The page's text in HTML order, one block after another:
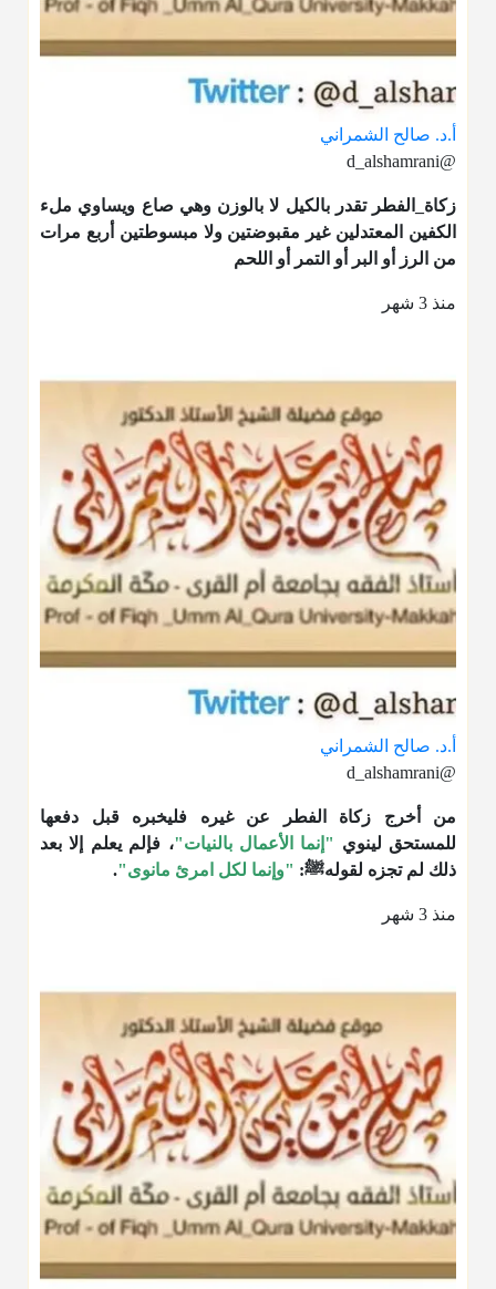
أ.د. صالح الشمراني
@d_alshamrani
زكاة_الفطر تقدر بالكيل لا بالوزن وهي صاع ويساوي ملء
الكفين المعتدلين غير مقبوضتين ولا مبسوطتين أربع مرات
من الرز أو البر أو التمر أو اللحم
منذ 3 شهر
أ.د. صالح الشمراني
@d_alshamrani
من أخرج زكاة الفطر عن غيره فليخبره قبل دفعها
للمستحق لينوي "إنما الأعمال بالنيات"، فإلم يعلم إلا بعد
ذلك لم تجزه لقولهﷺ: "وإنما لكل امرئ مانوى".
منذ 3 شهر